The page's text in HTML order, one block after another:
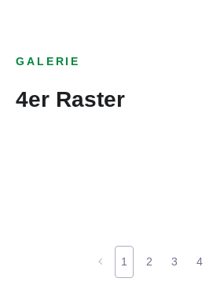
GALERIE
4er Raster
1 2 3 4